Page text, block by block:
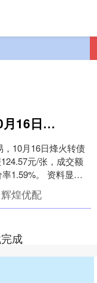
创赢盘交易 10月16日烽火转债下跌0.76%，转股溢价率1.59%
10月16日烽火转债
元/张，成交额
1.59%。 资料显
为“AA....
辉煌优配
成